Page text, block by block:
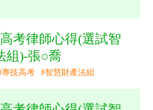
考律師心得(選試智
組)-張○喬
專技高考 #智慧財產法組